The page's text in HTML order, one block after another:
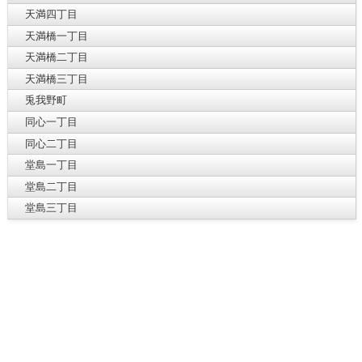
天満四丁目
天満橋一丁目
天満橋二丁目
天満橋三丁目
兎我野町
同心一丁目
同心二丁目
堂島一丁目
堂島二丁目
堂島三丁目